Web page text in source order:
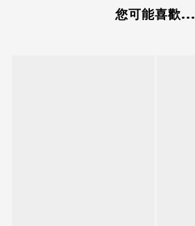
您可能喜歡...